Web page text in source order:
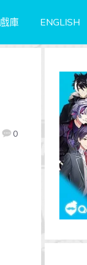
庫 ENGLISH
0